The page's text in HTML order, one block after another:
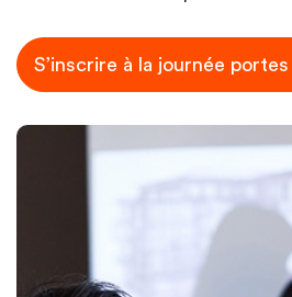
S’inscrire à la journée